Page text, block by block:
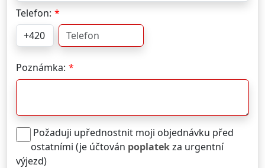
Telefon:
Poznámka:
Požaduji upřednostnit moji objednávku před
ostatními (je účtován poplatekza urgentní
výjezd)